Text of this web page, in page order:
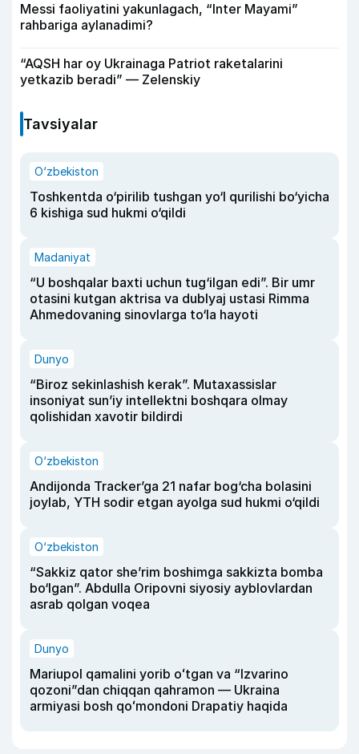
Messi faoliyatini yakunlagach, “Inter Mayami”
rahbariga aylanadimi?
“AQSH har oy Ukrainaga Patriot raketalarini
yetkazib beradi” — Zelenskiy
Tavsiyalar
O‘zbekiston
Toshkentda o‘pirilib tushgan yo‘l qurilishi bo‘yicha
6 kishiga sud hukmi o‘qildi
Madaniyat
“U boshqalar baxti uchun tug‘ilgan edi”. Bir umr
otasini kutgan aktrisa va dublyaj ustasi Rimma
Ahmedovaning sinovlarga to‘la hayoti
Dunyo
“Biroz sekinlashish kerak”. Mutaxassislar
insoniyat sun’iy intellektni boshqara olmay
qolishidan xavotir bildirdi
O‘zbekiston
Andijonda Tracker’ga 21 nafar bog‘cha bolasini
joylab, YTH sodir etgan ayolga sud hukmi o‘qildi
O‘zbekiston
“Sakkiz qator she’rim boshimga sakkizta bomba
bo‘lgan”. Abdulla Oripovni siyosiy ayblovlardan
asrab qolgan voqea
Dunyo
Mariupol qamalini yorib oʻtgan va “Izvarino
qozoni”dan chiqqan qahramon — Ukraina
armiyasi bosh qoʻmondoni Drapatiy haqida